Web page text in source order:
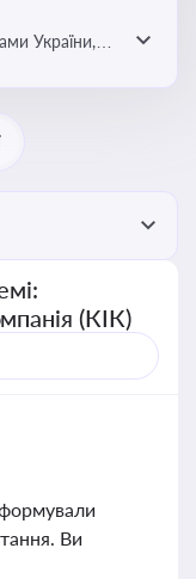
України,
(КІК)
Ви